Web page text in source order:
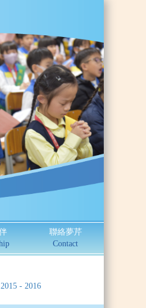
聯絡夢芹
Contact
2015 - 2016